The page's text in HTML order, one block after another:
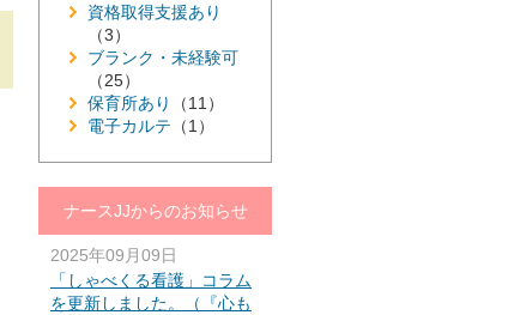
資格取得支援あり
（3）
ブランク・未経験可
（25）
保育所あり
（11）
電子カルテ （1）
ナースJJからのお知らせ
2025年09月09日
「しゃべくる看護」コラム
を更新しました。（『心も